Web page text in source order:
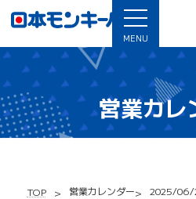
MENU
営業カレ
TOP 営業カレンダー 2025/06/